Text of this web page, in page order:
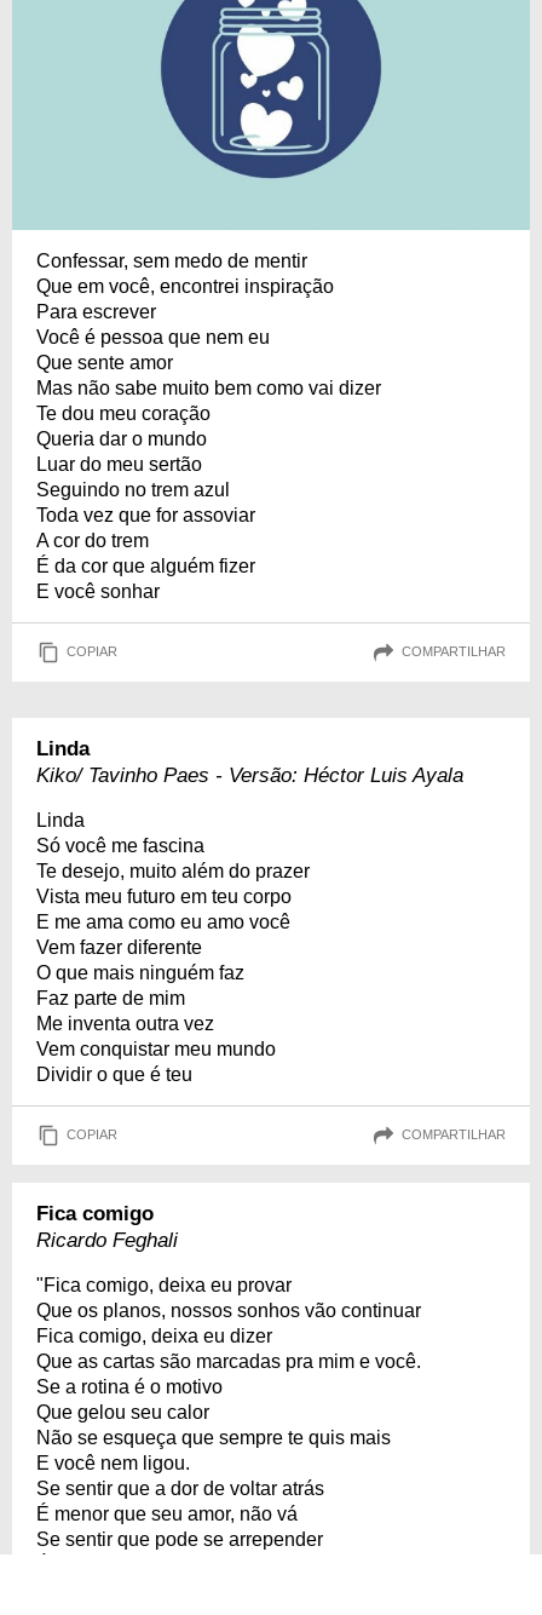
Confessar, sem medo de mentir
Que em você, encontrei inspiração
Para escrever
Você é pessoa que nem eu
Que sente amor
Mas não sabe muito bem como vai dizer
Te dou meu coração
Queria dar o mundo
Luar do meu sertão
Seguindo no trem azul
Toda vez que for assoviar
A cor do trem
É da cor que alguém fizer
E você sonhar
COPIAR COMPARTILHAR
Linda
Kiko/ Tavinho Paes - Versão: Héctor Luis Ayala
Linda
Só você me fascina
Te desejo, muito além do prazer
Vista meu futuro em teu corpo
E me ama como eu amo você
Vem fazer diferente
O que mais ninguém faz
Faz parte de mim
Me inventa outra vez
Vem conquistar meu mundo
Dividir o que é teu
COPIAR COMPARTILHAR
Fica comigo
Ricardo Feghali
"Fica comigo, deixa eu provar
Que os planos, nossos sonhos vão continuar
Fica comigo, deixa eu dizer
Que as cartas são marcadas pra mim e você.
Se a rotina é o motivo
Que gelou seu calor
Não se esqueça que sempre te quis mais
E você nem ligou.
Se sentir que a dor de voltar atrás
É menor que seu amor, não vá
Se sentir que pode se arrepender